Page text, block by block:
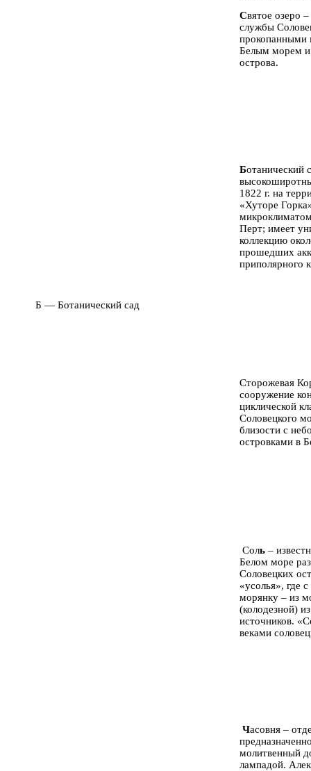
Святое озеро
службы
прокопанными
Белым морем и
острова.
Б — Ботанический сад
Ботанический
1822 г. на
«Хуторе
Перт; имеет
коллекцию
прошедших
приполярного
Сторожевая
сооружение
циклической
Соловецкого
близости с
островками в
Соль –
Белом море
Соловецких
«усолья», где
морянку – из
(колодезной)
источников.
веками
Часовня –
молитвенный
лампадой.